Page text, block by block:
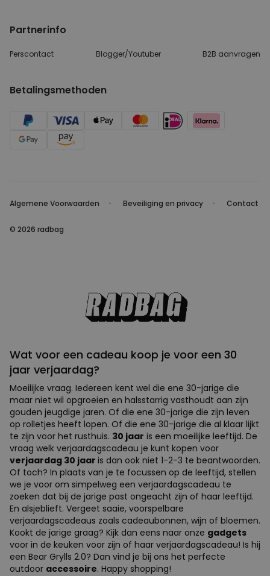
Partnerinfo
Perscontact Blogger/Youtuber B2B aanvragen
Betalingsmethoden
Algemene Voorwaarden Beveiliging en privacy Contact
© 2026 radbag
Wat voor een cadeau koop je voor een 30
jaar verjaardag?
Moeilijke vraag. Iedereen kent wel die ene 30-jarige die
maar niet wil opgroeien en halsstarrig vasthoudt aan zijn
gouden jeugdige jaren. Of die ene 30-jarige die zijn leven
op rolletjes heeft lopen. Of die ene 30-jarige die al klaar lijkt
te zijn voor het rusthuis. 30 jaar is een moeilijke leeftijd. De
vraag welk verjaardagscadeau je kunt kopen voor
verjaardag 30 jaar is dan ook niet 1-2-3 te beantwoorden.
Of toch? In plaats van je te focussen op de leeftijd, stellen
we je voor om simpelweg een verjaardagscadeau te
zoeken dat bij de jarige past ongeacht zijn of haar leeftijd.
En alsjeblieft. Vergeet saaie, voorspelbare
verjaardagscadeaus zoals cadeaubonnen, wijn of bloemen.
Kookt de jarige graag? Kijk dan eens naar onze gadgets
voor in de keuken voor zijn of haar verjaardagscadeau! Is hij
een Bear Grylls 2.0? Dan vind je bij ons het perfecte
outdoor accessoire. Happy shopping!